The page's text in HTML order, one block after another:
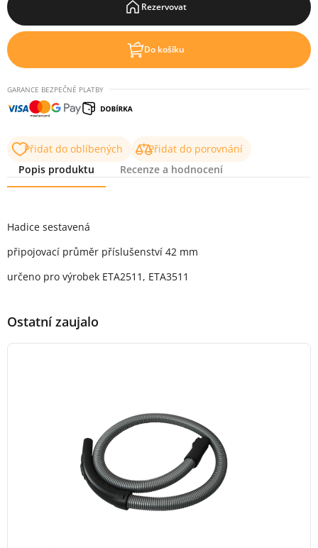
Rezervovat
Do košíku
GARANCE BEZPEČNÉ PLATBY
Přidat do oblíbených
Přidat do porovnání
Popis produktu
Recenze a hodnocení
Hadice sestavená
připojovací průměr příslušenství 42 mm
určeno pro výrobek ETA2511, ETA3511
Ostatní zaujalo